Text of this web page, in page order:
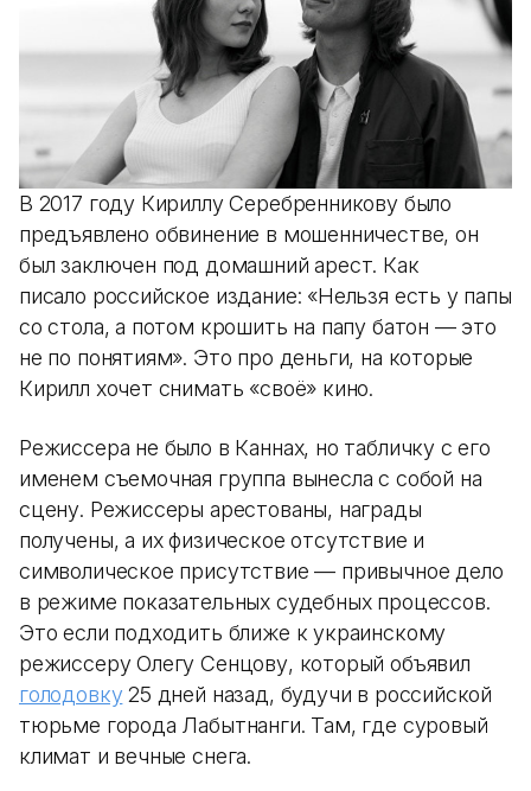
В 2017 году Кириллу Серебренникову было
предъявлено обвинение в мошенничестве, он
был заключен под домашний арест. Как
писало российское издание: «Нельзя есть у папы
со стола, а потом крошить на папу батон — это
не по понятиям». Это про деньги, на которые
Кирилл хочет снимать «своё» кино.
Режиссера не было в Каннах, но табличку с его
именем съемочная группа вынесла с собой на
сцену. Режиссеры арестованы, награды
получены, а их физическое отсутствие и
символическое присутствие — привычное дело
в режиме показательных судебных процессов.
Это если подходить ближе к украинскому
режиссеру Олегу Сенцову, который объявил
голодовку 25 дней назад, будучи в российской
тюрьме города Лабытнанги. Там, где суровый
климат и вечные снега.